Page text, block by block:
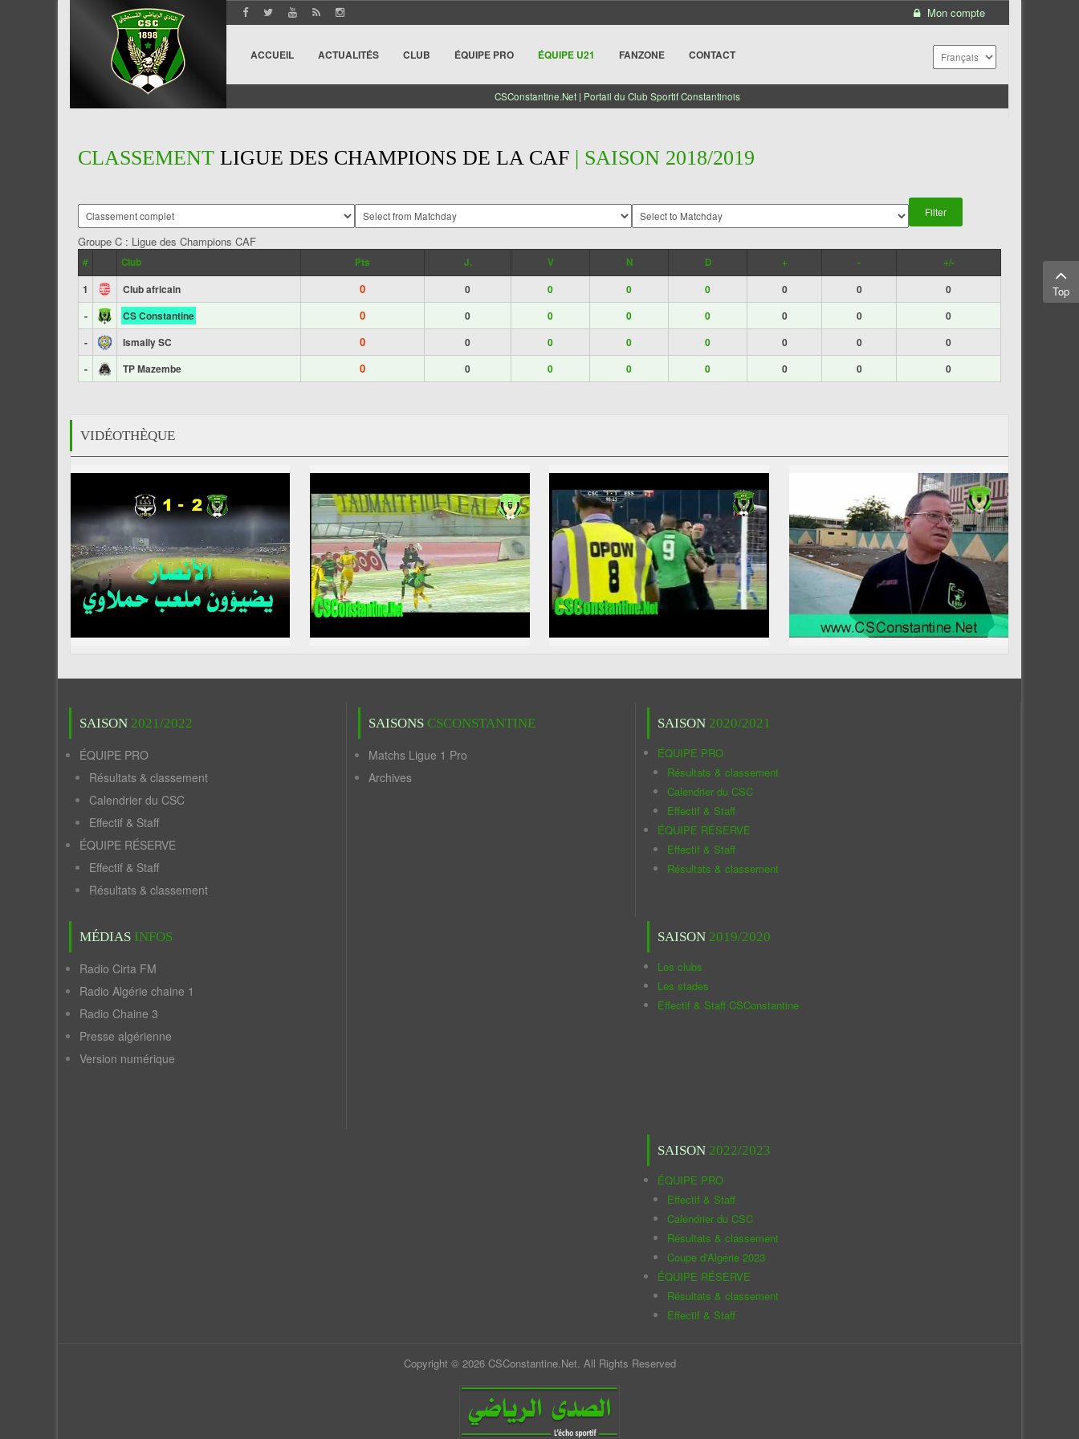
Mon compte
ACCUEIL ACTUALITÉS CLUB ÉQUIPE PRO ÉQUIPE U21 FANZONE CONTACT
CSConstantine.Net | Portail du Club Sportif Constantinois
CLASSEMENT LIGUE DES CHAMPIONS DE LA CAF | SAISON 2018/2019
Groupe C : Ligue des Champions CAF
# Club Pts J. V N D + - +/-
1 Club africain 0 0 0 0 0 0 0
0
-
CS Constantine 0 0 0 0 0 0 0
0
-
Ismaily SC 0 0 0 0 0 0 0
0
-
TP Mazembe 0 0 0 0 0 0 0 0
VIDÉOTHÈQUE
SAISON 2021/2022
ÉQUIPE PRO
Résultats & classement
Calendrier du CSC
Effectif & Staff
ÉQUIPE RÉSERVE
Effectif & Staff
Résultats & classement
MÉDIAS INFOS
Radio Cirta FM
Radio Algérie chaine 1
Radio Chaine 3
Presse algérienne
Version numérique
SAISONS CSCONSTANTINE
Matchs Ligue 1 Pro
Archives
SAISON 2020/2021
ÉQUIPE PRO
Résultats & classement
Calendrier du CSC
Effectif & Staff
ÉQUIPE RÉSERVE
Effectif & Staff
Résultats & classement
SAISON 2019/2020
Les clubs
Les stades
Effectif & Staff CSConstantine
SAISON 2022/2023
ÉQUIPE PRO
Effectif & Staff
Calendrier du CSC
Résultats & classement
Coupe d'Algérie 2023
ÉQUIPE RÉSERVE
Résultats & classement
Effectif & Staff
Copyright © 2026 CSConstantine.Net. All Rights Reserved
Top